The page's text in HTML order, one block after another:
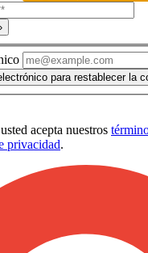
para restablecer la
acepta nuestros
privacidad.